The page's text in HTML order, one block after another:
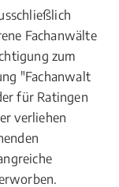
Fachanwälte
zum
"Fachanwalt
für Ratingen
verliehen